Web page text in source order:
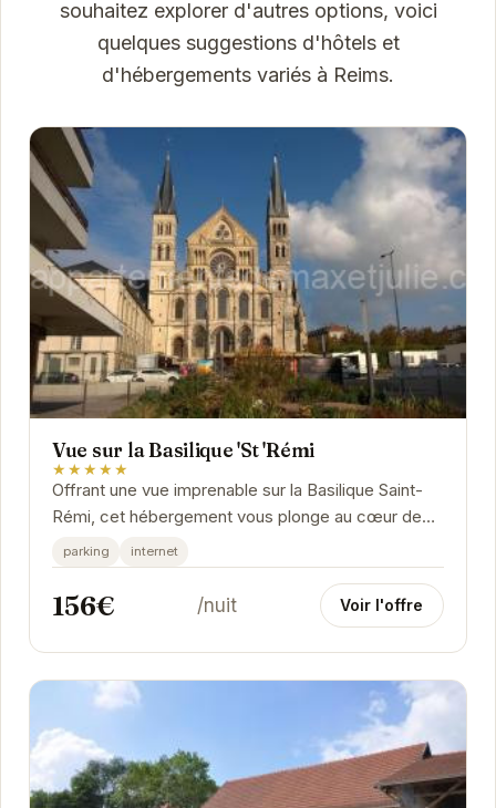
souhaitez explorer d'autres options, voici
quelques suggestions d'hôtels et
d'hébergements variés à Reims.
Vue sur la Basilique 'St 'Rémi
★★★★★
Offrant une vue imprenable sur la Basilique Saint-
Rémi, cet hébergement vous plonge au cœur de
l'histoire de Reims. Idéalement situé, il vous...
parking internet
156€ /nuit Voir l'offre